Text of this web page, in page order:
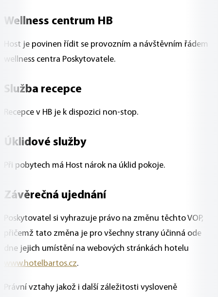
Wellness centrum HB
Host je povinen řídit se provozním a návštěvním řádem
wellness centra Poskytovatele.
Služba recepce
Recepce v HB je k dispozici non-stop.
Úklidové služby
Při pobytech má Host nárok na úklid pokoje.
Závěrečná ujednání
Poskytovatel si vyhrazuje právo na změnu těchto VOP,
přičemž tato změna je pro všechny strany účinná ode
dne jejich umístění na webových stránkách hotelu
www.hotelbartos.cz.
Právní vztahy jakož i další záležitosti vysloveně